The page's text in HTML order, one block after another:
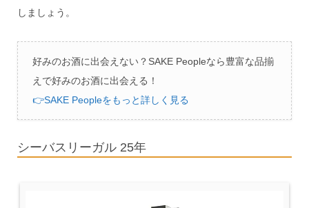
しましょう。
好みのお酒に出会えない？SAKE Peopleなら豊富な品揃
えで好みのお酒に出会える！
👉SAKE Peopleをもっと詳しく見る
シーバスリーガル 25年